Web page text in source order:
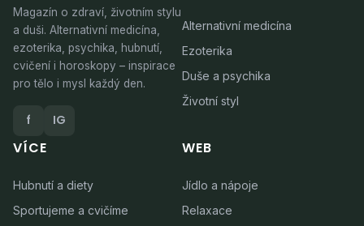
Magazín o zdraví, životním stylu
a duši. Alternativní medicína,
ezoterika, psychika, hubnutí,
cvičení i horoskopy – inspirace
pro tělo i mysl každý den.
f IG
Alternativní medicína
Ezoterika
Duše a psychika
Životní styl
VÍCE
Hubnutí a diety
Sportujeme a cvičíme
WEB
Jídlo a nápoje
Relaxace